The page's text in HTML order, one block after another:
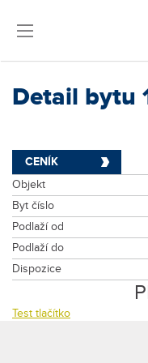
Detail bytu
CENÍK
Objekt
Byt číslo
Podlaží od
Podlaží do
Dispozice
Test tlačítko